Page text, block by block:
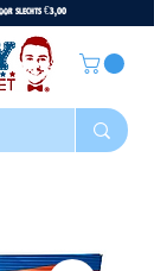
slechts €3,00